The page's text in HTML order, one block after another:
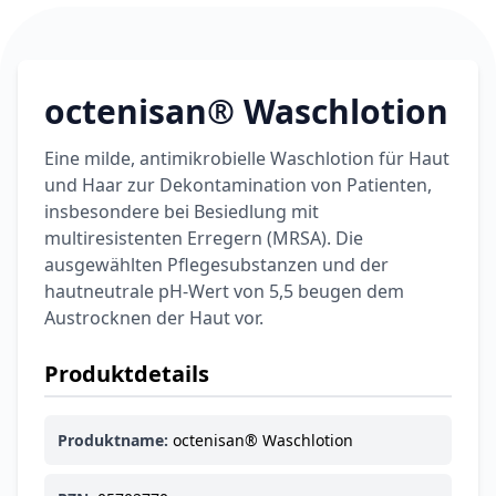
Light AP+M
17,31 € 19,90 € -13%
Dexeryl
Pflegecreme für
die ganze Familie
5,91 € 6,35 € -7%
BEAUTY & PFLEGE
Linola Forte
Shampoo für
juckende, trockene
Schuppenflechte
neigende Kopfhaut
12,28 € 16,37 € -25%
Vagisan Milchsäure
– Zäpfchen zur
Stabilisierung
ARZNEIMITTEL & GESUNDHEIT
octenisan® Waschlotion
Eine milde, antimikrobielle Waschlotion für Haut
und Haar zur Dekontamination von Patienten,
insbesondere bei Besiedlung mit
multiresistenten Erregern (MRSA). Die
ausgewählten Pflegesubstanzen und der
hautneutrale pH-Wert von 5,5 beugen dem
Austrocknen der Haut vor.
Produktdetails
Produktname: octenisan® Waschlotion